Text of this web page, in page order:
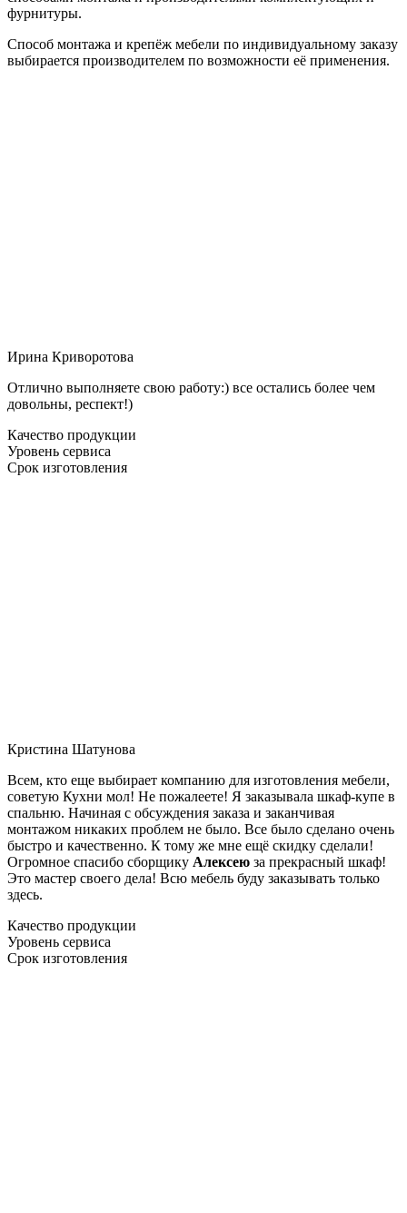
фурнитуры.
Способ монтажа и крепёж мебели по индивидуальному заказу
выбирается производителем по возможности её применения.
Ирина Криворотова
Отлично выполняете свою работу:) все остались более чем
довольны, респект!)
Качество продукции
Уровень сервиса
Срок изготовления
Кристина Шатунова
Всем, кто еще выбирает компанию для изготовления мебели,
советую Кухни мол! Не пожалеете! Я заказывала шкаф-купе в
спальню. Начиная с обсуждения заказа и заканчивая
монтажом никаких проблем не было. Все было сделано очень
быстро и качественно. К тому же мне ещё скидку сделали!
Огромное спасибо сборщику Алексею за прекрасный шкаф!
Это мастер своего дела! Всю мебель буду заказывать только
здесь.
Качество продукции
Уровень сервиса
Срок изготовления